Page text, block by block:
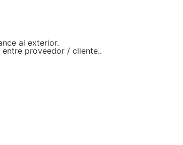
al exterior.
proveedor / cliente..